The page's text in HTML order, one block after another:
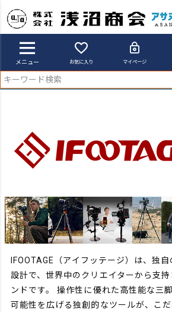
メニュー お気に入り マイページ
アサヌマネットショップ
IFOOTAGE（アイフッテージ）は、独
設計で、世界中のクリエイターから支
ンドです。
操作性に優れた高性能な三
可能性を広げる独創的なツールが、こ